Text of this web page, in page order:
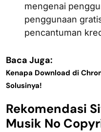
mengenai
penggunaan
pencantuman
Baca Juga:
Kenapa Download di
Solusinya!
Rekomendasi
Musik No